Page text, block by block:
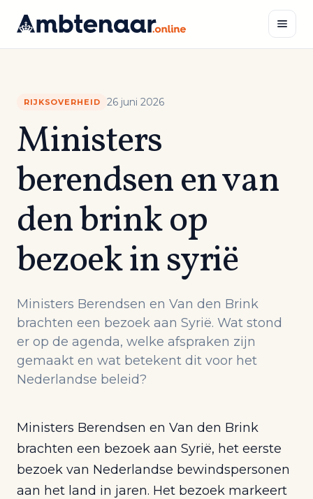
inhoud
RIJKSOVERHEID 26 juni 2026
Ministers
berendsen en van
den brink op
bezoek in syrië
Ministers Berendsen en Van den Brink
brachten een bezoek aan Syrië. Wat stond
er op de agenda, welke afspraken zijn
gemaakt en wat betekent dit voor het
Nederlandse beleid?
Ministers Berendsen en Van den Brink
brachten een bezoek aan Syrië, het eerste
bezoek van Nederlandse bewindspersonen
aan het land in jaren. Het bezoek markeert